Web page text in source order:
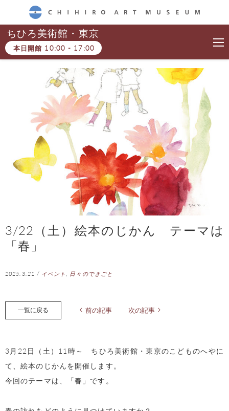
CHIHIRO ART MUSEUM
ちひろ美術館・東京
本日開館 10:00 - 17:00
3/22（土）絵本のじかん テーマは
「春」
2025.3.21 / イベント 日々のできごと
一覧に戻る 前の記事 次の記事
3月22日（土）11時～ ちひろ美術館・東京のこどものへやに
て、絵本のじかんを開催します。
今回のテーマは、「春」です。